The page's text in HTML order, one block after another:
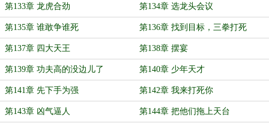
第133章 龙虎合劲 第134章 选龙头会议
第135章 谁敢争谁死 第136章 找到目标，三拳打死
第137章 四大天王 第138章 摆宴
第139章 功夫高的没边儿了 第140章 少年天才
第141章 先下手为强 第142章 我来打死你
第143章 凶气逼人 第144章 把他们拖上天台